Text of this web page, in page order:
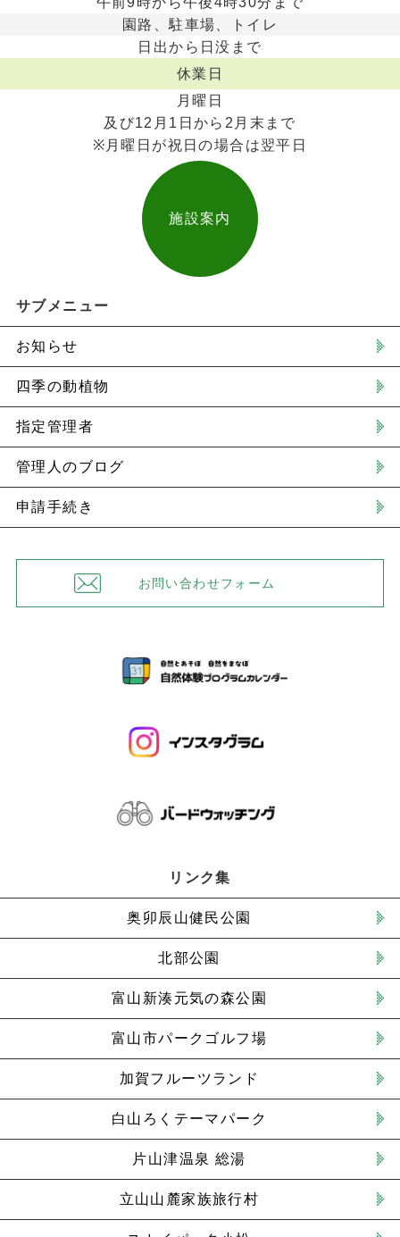
園路、駐車場、トイレ
日出から日没まで
休業日
月曜日
及び12月1日から2月末まで
※月曜日が祝日の場合は翌平日
施設案内
サブメニュー
お知らせ
四季の動植物
指定管理者
管理人のブログ
申請手続き
お問い合わせフォーム
リンク集
奥卯辰山健民公園
北部公園
富山新湊元気の森公園
富山市パークゴルフ場
加賀フルーツランド
白山ろくテーマパーク
片山津温泉 総湯
立山山麓家族旅行村